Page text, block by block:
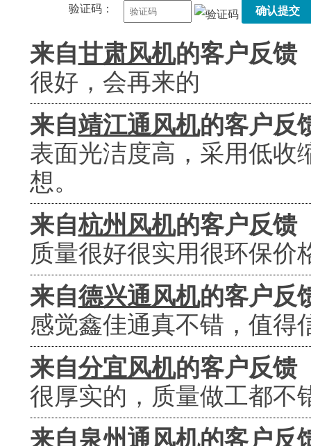
验证码： 确认提交
来自甘肃风机的客户反馈
很好，会再来的
来自靖江通风机的客户反
表面光洁度高，采用低收
想。
来自杭州风机的客户反馈
质量很好很实用很环保价
来自德兴通风机的客户反
感觉鑫佳通真不错，值得
来自分宜风机的客户反馈
很厚实的，质量做工都不
来自泉州通风机的客户反